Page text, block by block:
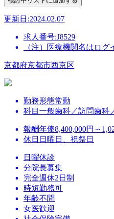
更新日:2024.02.07
求人番号:J8529
（注）医療機関名はロ
京都府京都市西京区
勤務形態常勤
科目 一般歯科／訪問歯科
報酬年俸8,400,000円～
休日 日曜日、祝祭日
日曜休診
分院長募集
完全週休2日制
時短勤務可
年齢不問
女医歓迎